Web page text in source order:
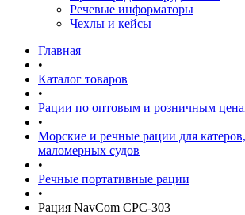
Речевые информаторы
Чехлы и кейсы
Главная
•
Каталог товаров
•
Рации по оптовым и розничным
•
Морские и речные рации для
маломерных судов
•
Речные портативные рации
•
Рация NavCom CPC-303